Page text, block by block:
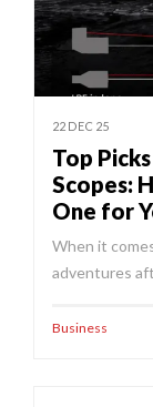
22 DEC 25
Top
Scopes:
One for
When it
adventures
Business